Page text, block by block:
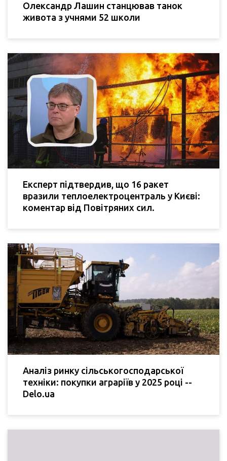
Олександр Лашин станцював танок
живота з учнями 52 школи
Експерт підтвердив, що 16 ракет
вразили теплоелектроцентраль у Києві:
коментар від Повітряних сил.
Аналіз ринку сільськогосподарської
техніки: покупки аграріїв у 2025 році --
Delo.ua